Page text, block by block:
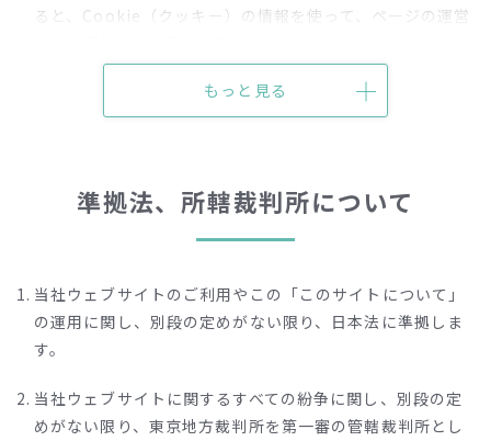
もっと見る
ると、Cookie（クッキー）の情報を使って、ページの運営
客様のブラウザの設定でCookie（クッキー）の送受信を許
可している場合、ウェブサイトは、ユーザーのブラウザか
お客様は、Cookie（クッキー）の送受信に関する設定を
「すべてのCookie（クッキー）を許可する」、「すべて
のCookie（クッキー）を拒否する」、「Cookie（クッ
キー）を受信したらユーザーに通知する」などから選択
ie（クッキー）に関する設定方法は、お使いのブラウザ
の「ヘルプ」メニューでご確認ください。
準拠法、所轄裁判所について
当社ウェブサイトのご利用やこの「このサイトについて」
の運用に関し、別段の定めがない限り、日本法に準拠しま
す。
当社ウェブサイトに関するすべての紛争に関し、別段の定
めがない限り、東京地方裁判所を第一審の管轄裁判所とし